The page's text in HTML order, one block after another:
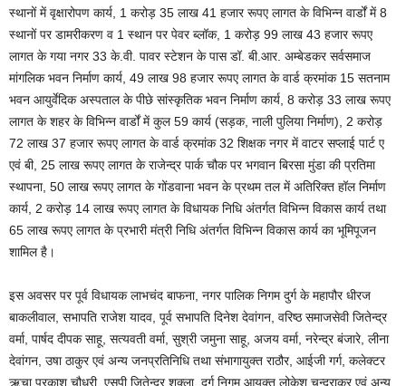
स्थानों में वृक्षारोपण कार्य, 1 करोड़ 35 लाख 41 हजार रूपए लागत के विभिन्न वार्डों में 8
स्थानों पर डामरीकरण व 1 स्थान पर पेवर ब्लॉक, 1 करोड़ 99 लाख 43 हजार रूपए
लागत के गया नगर 33 के.वी. पावर स्टेशन के पास डॉ. बी.आर. अम्बेडकर सर्वसमाज
मांगलिक भवन निर्माण कार्य, 49 लाख 98 हजार रूपए लागत के वार्ड क्रमांक 15 सतनाम
भवन आयुर्वेदिक अस्पताल के पीछे सांस्कृतिक भवन निर्माण कार्य, 8 करोड़ 33 लाख रूपए
लागत के शहर के विभिन्न वार्डों में कुल 59 कार्य (सड़क, नाली पुलिया निर्माण), 2 करोड़
72 लाख 37 हजार रूपए लागत के वार्ड क्रमांक 32 शिक्षक नगर में वाटर सप्लाई पार्ट ए
एवं बी, 25 लाख रूपए लागत के राजेन्द्र पार्क चौक पर भगवान बिरसा मुंडा की प्रतिमा
स्थापना, 50 लाख रूपए लागत के गोंडवाना भवन के प्रथम तल में अतिरिक्त हॉल निर्माण
कार्य, 2 करोड़ 14 लाख रूपए लागत के विधायक निधि अंतर्गत विभिन्न विकास कार्य तथा
65 लाख रूपए लागत के प्रभारी मंत्री निधि अंतर्गत विभिन्न विकास कार्य का भूमिपूजन
शामिल है।
इस अवसर पर पूर्व विधायक लाभचंद बाफना, नगर पालिक निगम दुर्ग के महापौर धीरज
बाकलीवाल, सभापति राजेश यादव, पूर्व सभापति दिनेश देवांगन, वरिष्ठ समाजसेवी जितेन्द्र
वर्मा, पार्षद दीपक साहू, सत्यवती वर्मा, सुश्री जमुना साहू, अजय वर्मा, नरेन्द्र बंजारे, लीना
देवांगन, उषा ठाकुर एवं अन्य जनप्रतिनिधि तथा संभागायुक्त राठौर, आईजी गर्ग, कलेक्टर
ऋचा प्रकाश चौधरी, एसपी जितेन्द्र शुक्ला, दुर्ग निगम आयुक्त लोकेश चन्द्राकर एवं अन्य